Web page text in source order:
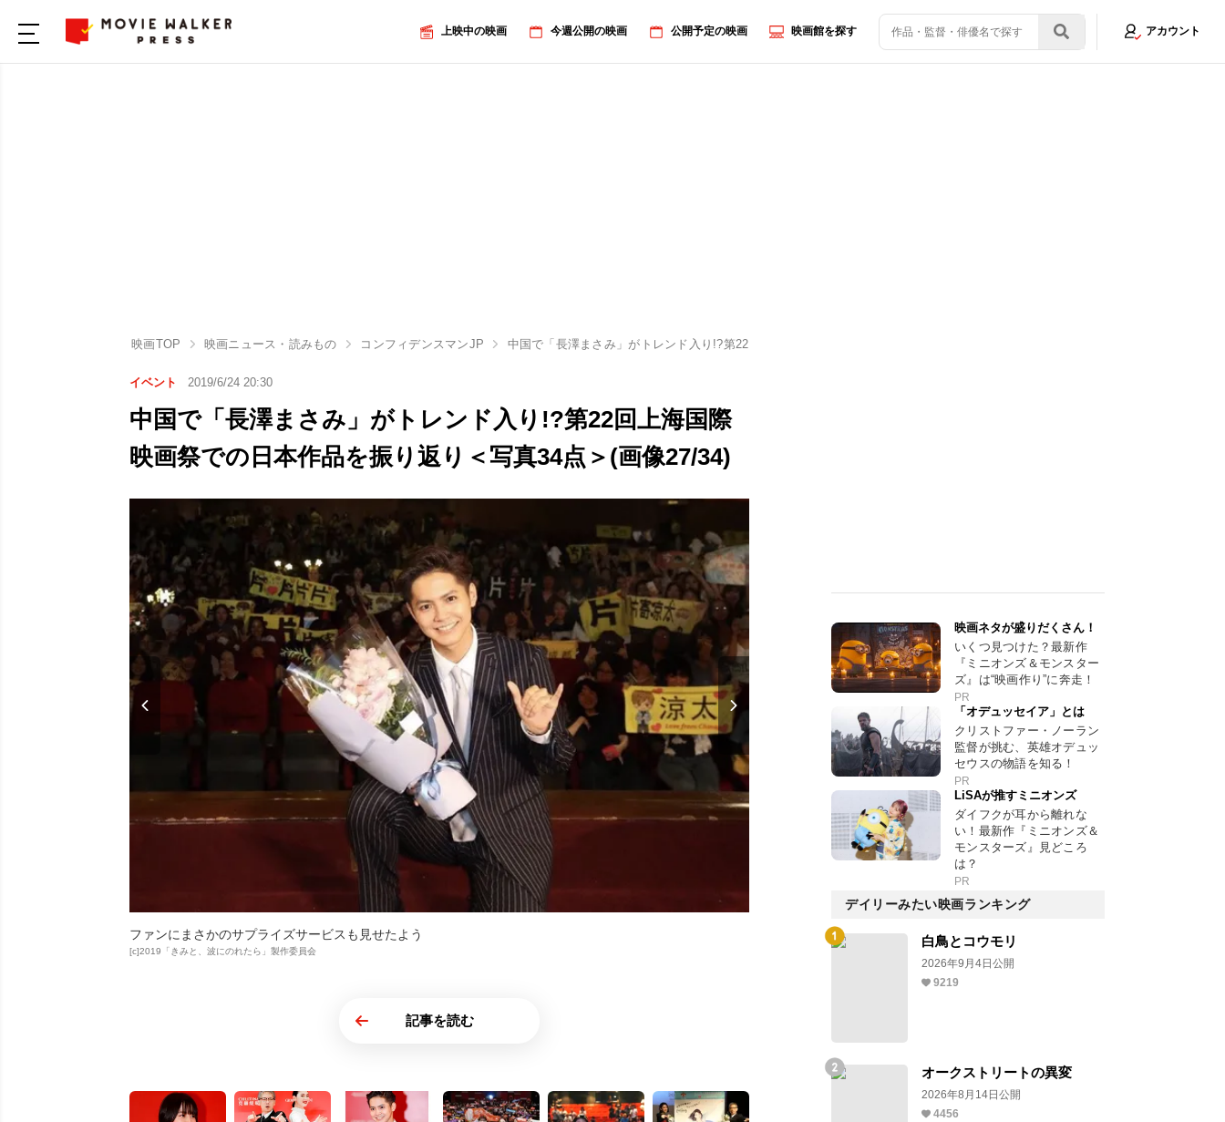
上映中の映画 今週公開の映画 公開予定の映画 映画館を探す アカウント
映画TOP 映画ニュース・読みもの コンフィデンスマンJP 中国で「長澤まさみ」がトレンド入り!?第22回上海国際映画祭での日本作品を振り返り＜写真34点＞
イベント 2019/6/24 20:30
中国で「長澤まさみ」がトレンド入り!?第22回上海国際
映画祭での日本作品を振り返り＜写真34点＞(画像27/34)
ファンにまさかのサプライズサービスも見せたよう
[c]2019「きみと、波にのれたら」製作委員会
記事を読む
映画ネタが盛りだくさん！
いくつ見つけた？最新作
『ミニオンズ＆モンスター
ズ』は“映画作り”に奔走！
PR
「オデュッセイア」とは
クリストファー・ノーラン
監督が挑む、英雄オデュッ
セウスの物語を知る！
PR
LiSAが推すミニオンズ
ダイフクが耳から離れな
い！最新作『ミニオンズ＆
モンスターズ』見どころ
は？
PR
デイリーみたい映画ランキング
白鳥とコウモリ
2026年9月4日公開
9219
オークストリートの異変
2026年8月14日公開
4456